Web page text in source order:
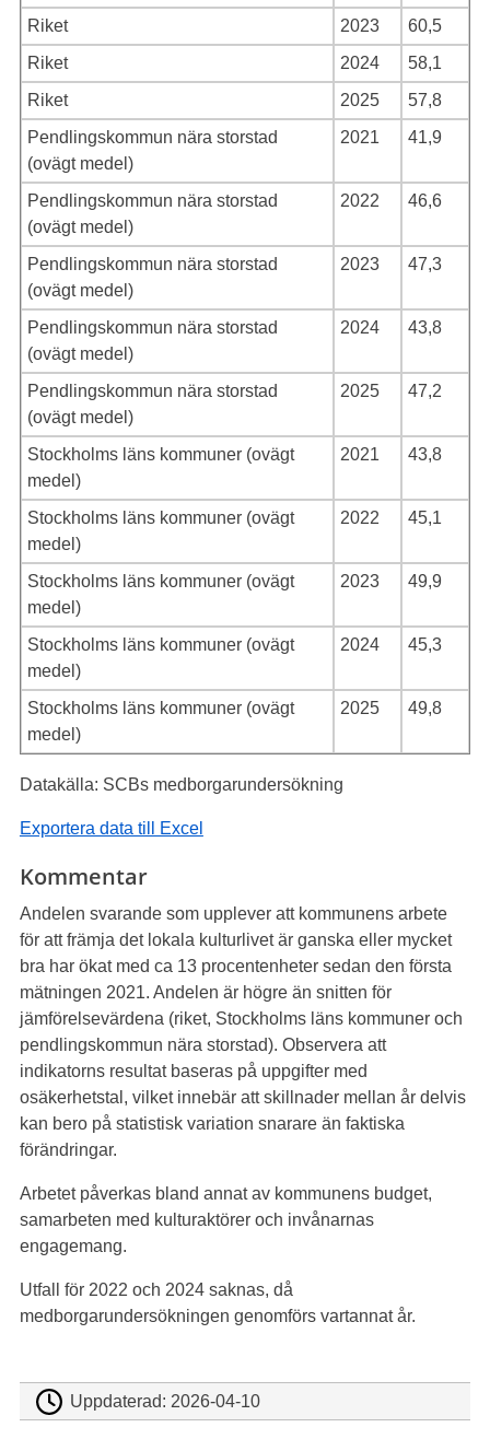
Riket
2023
60,5
Riket
2024
58,1
Riket
2025
57,8
Pendlingskommun nära storstad
(ovägt medel)
2021 41,9
Pendlingskommun nära storstad
(ovägt medel)
2022 46,6
Pendlingskommun nära storstad
(ovägt medel)
2023 47,3
Pendlingskommun nära storstad
(ovägt medel)
2024 43,8
Pendlingskommun nära storstad
(ovägt medel)
2025 47,2
Stockholms läns kommuner (ovägt
medel)
2021 43,8
Stockholms läns kommuner (ovägt
medel)
2022 45,1
Stockholms läns kommuner (ovägt
medel)
2023 49,9
Stockholms läns kommuner (ovägt
medel)
2024 45,3
Stockholms läns kommuner (ovägt
medel)
2025 49,8
Datakälla: SCBs medborgarundersökning
Exportera data till Excel
Kommentar
Andelen svarande som upplever att kommunens arbete
för att främja det lokala kulturlivet är ganska eller mycket
bra har ökat med ca 13 procentenheter sedan den första
mätningen 2021. Andelen är högre än snitten för
jämförelsevärdena (riket, Stockholms läns kommuner och
pendlingskommun nära storstad). Observera att
indikatorns resultat baseras på uppgifter med
osäkerhetstal, vilket innebär att skillnader mellan år delvis
kan bero på statistisk variation snarare än faktiska
förändringar.
Arbetet påverkas bland annat av kommunens budget,
samarbeten med kulturaktörer och invånarnas
engagemang.
Utfall för 2022 och 2024 saknas, då
medborgarundersökningen genomförs vartannat år.
Uppdaterad: 2026-04-10